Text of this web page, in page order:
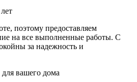
поэтому предоставляем
на все выполненные работы. С
за надежность и
вашего дома